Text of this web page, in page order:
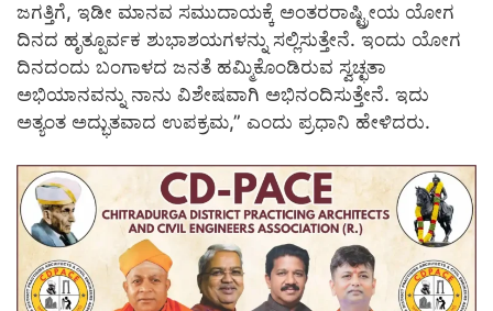
ಜಗತ್ತಿಗೆ, ಇಡೀ ಮಾನವ ಸಮುದಾಯಕ್ಕೆ ಅಂತರರಾಷ್ಟ್ರೀಯ ಯೋಗ
ದಿನದ ಹೃತ್ಪೂರ್ವಕ ಶುಭಾಶಯಗಳನ್ನು ಸಲ್ಲಿಸುತ್ತೇನೆ. ಇಂದು ಯೋಗ
ದಿನದಂದು ಬಂಗಾಳದ ಜನತೆ ಹಮ್ಮಿಕೊಂಡಿರುವ ಸ್ವಚ್ಛತಾ
ಅಭಿಯಾನವನ್ನು ನಾನು ವಿಶೇಷವಾಗಿ ಅಭಿನಂದಿಸುತ್ತೇನೆ. ಇದು
ಅತ್ಯಂತ ಅದ್ಭುತವಾದ ಉಪಕ್ರಮ,” ಎಂದು ಪ್ರಧಾನಿ ಹೇಳಿದರು.